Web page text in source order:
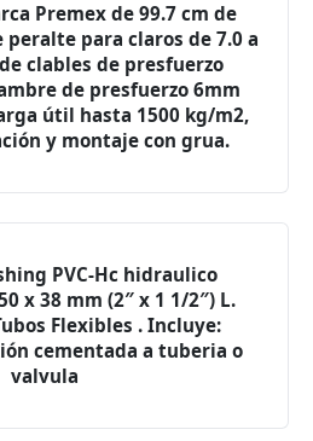
Premex de 99.7 cm de
peralte para claros de 7.0 a
clables de presfuerzo
de presfuerzo 6mm
útil hasta 1500 kg/m2,
y montaje con grua.
PVC-Hc hidraulico
x 38 mm (2″ x 1 1/2″) L.
Flexibles . Incluye:
cementada a tuberia o
valvula